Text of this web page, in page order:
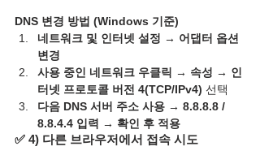
DNS 변경 방법 (Windows 기준)
네트워크 및 인터넷 설정 → 어댑터 옵션
변경
사용 중인 네트워크 우클릭 → 속성 → 인
터넷 프로토콜 버전 4(TCP/IPv4) 선택
다음 DNS 서버 주소 사용 → 8.8.8.8 /
8.8.4.4 입력 → 확인 후 적용
✅ 4) 다른 브라우저에서 접속 시도